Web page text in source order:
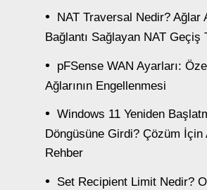
NAT Traversal Nedir? Ağlar
Bağlantı Sağlayan NAT Geçiş
pFSense WAN Ayarları:
Ağlarının Engellenmesi
Windows 11 Yeniden
Döngüsüne Girdi? Çözüm İçin
Rehber
Set Recipient Limit Nedir?